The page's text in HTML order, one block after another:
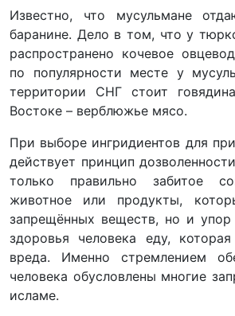
Известно, что мусульмане
баранине. Дело в том, что у
распространено кочевое
по популярности месте у
территории СНГ стоит
Востоке – верблюжье мясо.
При выборе ингридиентов для
действует принцип
только правильно забитое
животное или продукты,
запрещённых веществ, но и
здоровья человека еду,
вреда. Именно стремлением
человека обусловлены многие
исламе.